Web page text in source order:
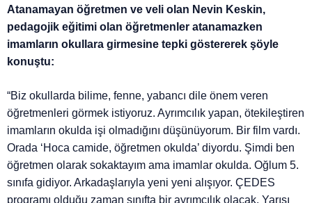
Atanamayan öğretmen ve veli olan Nevin Keskin,
pedagojik eğitimi olan öğretmenler atanamazken
imamların okullara girmesine tepki göstererek şöyle
konuştu:
“Biz okullarda bilime, fenne, yabancı dile önem veren
öğretmenleri görmek istiyoruz. Ayrımcılık yapan, ötekileştiren
imamların okulda işi olmadığını düşünüyorum. Bir film vardı.
Orada ‘Hoca camide, öğretmen okulda’ diyordu. Şimdi ben
öğretmen olarak sokaktayım ama imamlar okulda. Oğlum 5.
sınıfa gidiyor. Arkadaşlarıyla yeni yeni alışıyor. ÇEDES
programı olduğu zaman sınıfta bir ayrımcılık olacak. Yarısı